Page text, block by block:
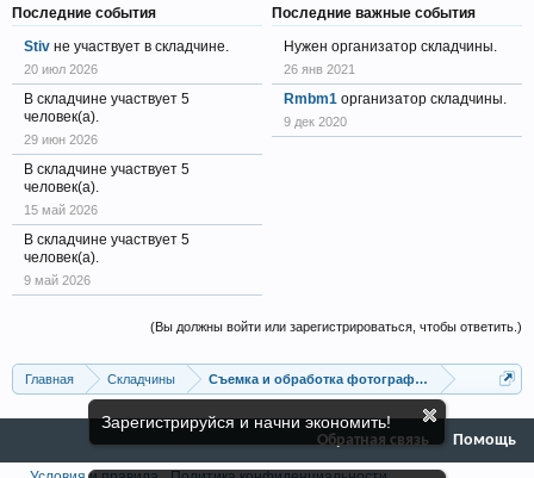
Зарегистрируйся и начни экономить!
Последние события
Stiv не участвует в складчине.
20 июл 2026
В складчине участвует 5
человек(а).
29 июн 2026
В складчине участвует 5
человек(а).
15 май 2026
В складчине участвует 5
человек(а).
9 май 2026
Последние важные события
Нужен организатор складчины.
26 янв 2021
Rmbm1 организатор складчины.
9 дек 2020
(Вы должны войти или зарегистрироваться, чтобы ответить.)
Главная Складчины Съемка и обработка фотографий
Обратная связь Помощь